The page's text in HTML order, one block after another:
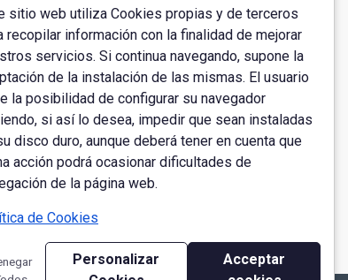
de Usuario
sitio web utiliza Cookies propias y de terceros
recopilar información con la finalidad de mejorar
servicios. Si continua navegando, supone la
de la instalación de las mismas. El usuario
la posibilidad de configurar su navegador
si así lo desea, impedir que sean instaladas
disco duro, aunque deberá tener en cuenta que
acción podrá ocasionar dificultades de
de la página web.
de Cookies
Personalizar
Acceptar